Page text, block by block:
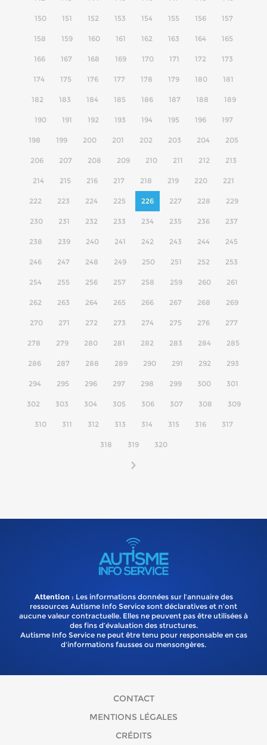
150 151 152 153 154 155 156 157
158 159 160 161 162 163 164 165
166 167 168 169 170 171 172 173
174 175 176 177 178 179 180 181
182 183 184 185 186 187 188 189
190 191 192 193 194 195 196 197
198 199 200 201 202 203 204 205
206 207 208 209 210 211 212 213
214 215 216 217 218 219 220 221
222 223 224 225 226 227 228 229
230 231 232 233 234 235 236 237
238 239 240 241 242 243 244 245
246 247 248 249 250 251 252 253
254 255 256 257 258 259 260 261
262 263 264 265 266 267 268 269
270 271 272 273 274 275 276 277
278 279 280 281 282 283 284 285
286 287 288 289 290 291 292 293
294 295 296 297 298 299 300 301
302 303 304 305 306 307 308 309
310 311 312 313 314 315 316 317
318 319 320
Attention : Les informations données sur l’annuaire des
ressources Autisme Info Service sont déclaratives et n’ont
aucune valeur contractuelle. Elles ne peuvent pas être utilisées à
des fins d’évaluation des structures.
Autisme Info Service ne peut être tenu pour responsable en cas
d'informations fausses ou mensongères.
CONTACT
MENTIONS LÉGALES
CRÉDITS